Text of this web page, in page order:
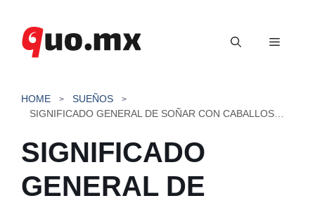
contenido
Menú
HOME
SUEÑOS
SIGNIFICADO
GENERAL DE